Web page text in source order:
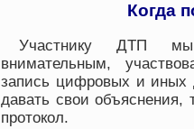
Когда
Участнику ДТП мы
внимательным,
запись цифровых и иных
давать свои объяснения,
протокол.